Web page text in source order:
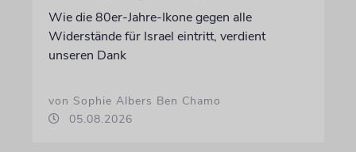
Wie die 80er-Jahre-Ikone gegen alle
Widerstände für Israel eintritt, verdient
unseren Dank
von Sophie Albers Ben Chamo
05.08.2026